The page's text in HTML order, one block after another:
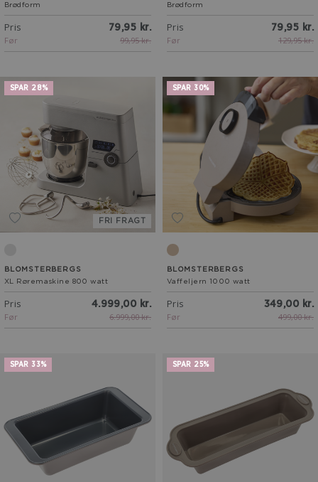
Brødform
Pris
79,95 kr.
Før
99,95 kr.
Brødform
Pris
79,95 kr.
Før
129,95 kr.
SPAR 28%
FRI FRAGT
Sølv
BLOMSTERBERGS
XL Røremaskine 800 watt
Pris
4.999,00 kr.
Før
6.999,00 kr.
SPAR 30%
Latte
BLOMSTERBERGS
Vaffeljern 1000 watt
Pris
349,00 kr.
Før
499,00 kr.
SPAR 33% SPAR 25%